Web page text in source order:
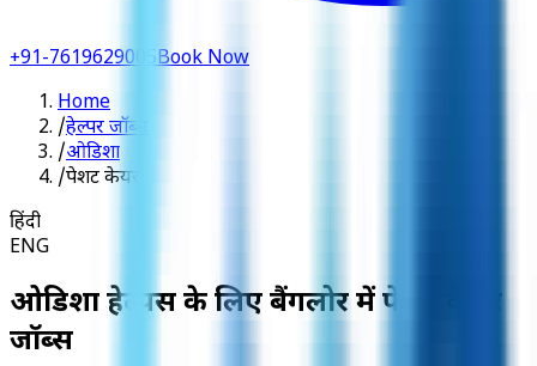
+91-7619629005Book Now
Home
/हेल्पर जॉब्स
/ओडिशा
/पेशेंट केयर
हिंदी
ENG
ओडिशा हेल्पर्स के लिए बैंगलोर में पेशेंट केयर
जॉब्स